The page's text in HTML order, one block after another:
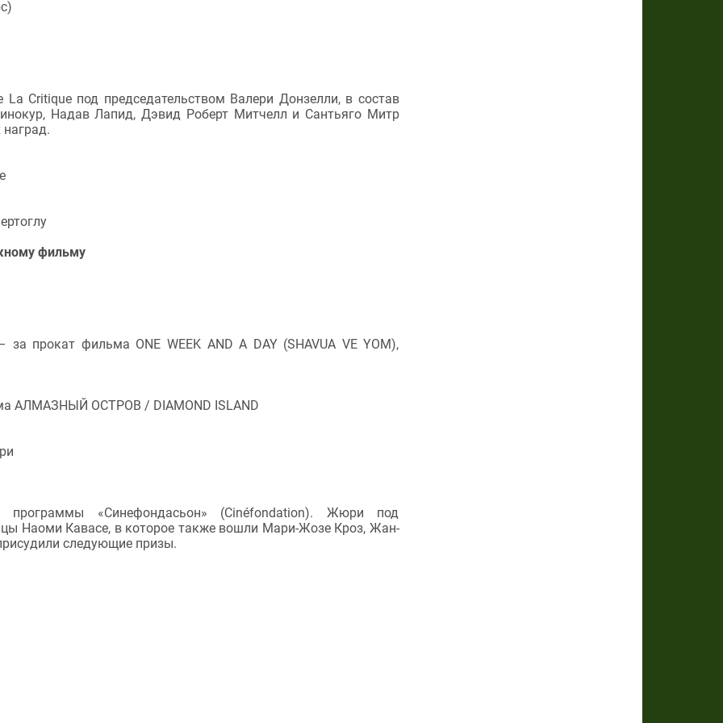
Critique под председательством Валери Донзелли, в состав
Надав Лапид, Дэвид Роберт Митчелл и Сантьяго Митр
фильму
прокат фильма ONE WEEK AND A DAY (SHAVUA VE YOM),
АЛМАЗНЫЙ ОСТРОВ / DIAMOND ISLAND
«Синефондасьон» (Cinéfondation). Жюри под
Наоми Кавасе, в которое также вошли Мари-Жозе Кроз, Жан-
следующие призы.